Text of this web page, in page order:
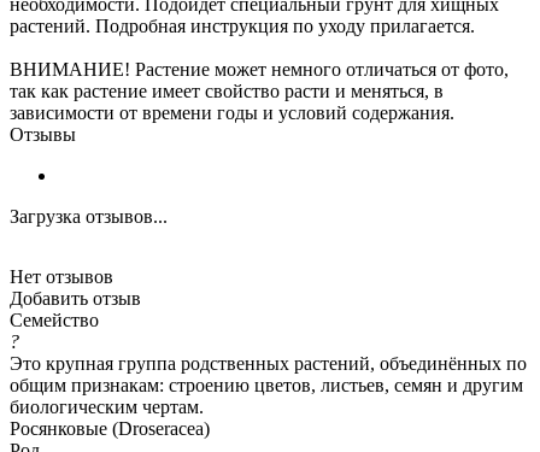
растений. Подробная инструкция по уходу прилагается.
ВНИМАНИЕ! Растение может немного отличаться от фото,
так как растение имеет свойство расти и меняться, в
зависимости от времени годы и условий содержания.
Отзывы
Загрузка отзывов...
Нет отзывов
Добавить отзыв
Семейство
?
Это крупная группа родственных растений, объединённых по
общим признакам: строению цветов, листьев, семян и другим
биологическим чертам.
Росянковые (Droseracea)